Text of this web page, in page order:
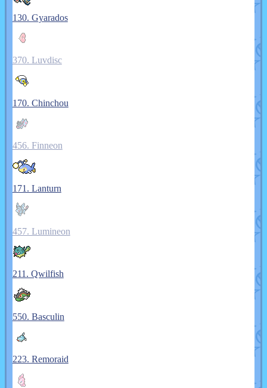
130. Gyarados
370. Luvdisc
170. Chinchou
456. Finneon
171. Lanturn
457. Lumineon
211. Qwilfish
550. Basculin
223. Remoraid